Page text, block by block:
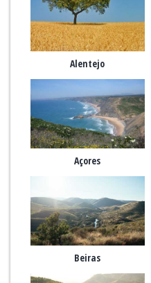
Alentejo
Açores
Beiras